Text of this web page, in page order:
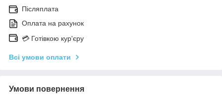
Післяплата
Оплата на рахунок
💳 Готівкою кур'єру
Всі умови оплати
Умови повернення